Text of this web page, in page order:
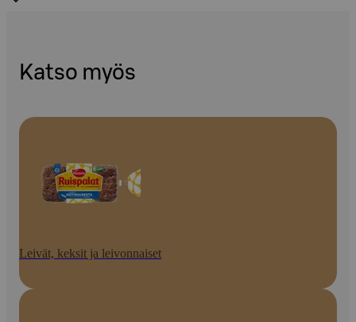
Katso myös
Leivät, keksit ja leivonnaiset